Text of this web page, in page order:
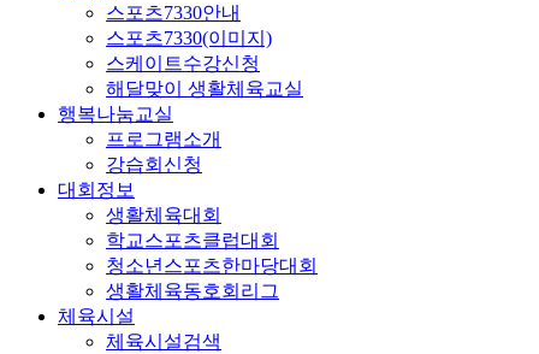
스포츠7330안내
스포츠7330(이미지)
스케이트수강신청
해달맞이 생활체육교실
행복나눔교실
프로그램소개
강습회신청
대회정보
생활체육대회
학교스포츠클럽대회
청소년스포츠한마당대회
생활체육동호회리그
체육시설
체육시설검색